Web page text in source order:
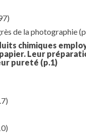
de la photographie
chimiques
Leur
pureté (p.1)